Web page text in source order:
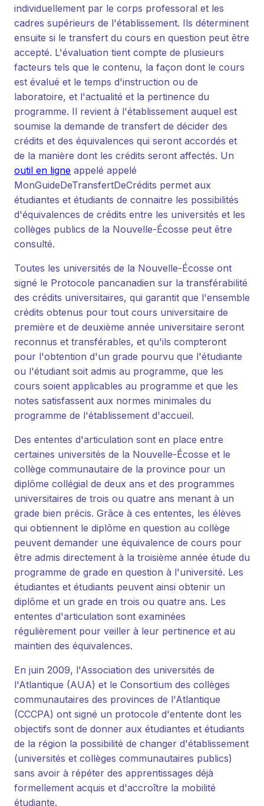
individuellement par le corps professoral et les
cadres supérieurs de l'établissement. Ils déterminent
ensuite si le transfert du cours en question peut être
accepté. L'évaluation tient compte de plusieurs
facteurs tels que le contenu, la façon dont le cours
est évalué et le temps d'instruction ou de
laboratoire, et l'actualité et la pertinence du
programme. Il revient à l'établissement auquel est
soumise la demande de transfert de décider des
crédits et des équivalences qui seront accordés et
de la manière dont les crédits seront affectés. Un
outil en ligne appelé appelé
MonGuideDeTransfertDeCrédits permet aux
étudiantes et étudiants de connaitre les possibilités
d'équivalences de crédits entre les universités et les
collèges publics de la Nouvelle-Écosse peut être
consulté.
Toutes les universités de la Nouvelle-Écosse ont
signé le Protocole pancanadien sur la transférabilité
des crédits universitaires, qui garantit que l'ensemble
crédits obtenus pour tout cours universitaire de
première et de deuxième année universitaire seront
reconnus et transférables, et qu'ils compteront
pour l'obtention d'un grade pourvu que l'étudiante
ou l'étudiant soit admis au programme, que les
cours soient applicables au programme et que les
notes satisfassent aux normes minimales du
programme de l'établissement d'accueil.
Des ententes d'articulation sont en place entre
certaines universités de la Nouvelle-Écosse et le
collège communautaire de la province pour un
diplôme collégial de deux ans et des programmes
universitaires de trois ou quatre ans menant à un
grade bien précis. Grâce à ces ententes, les élèves
qui obtiennent le diplôme en question au collège
peuvent demander une équivalence de cours pour
être admis directement à la troisième année étude du
programme de grade en question à l'université. Les
étudiantes et étudiants peuvent ainsi obtenir un
diplôme et un grade en trois ou quatre ans. Les
ententes d'articulation sont examinées
régulièrement pour veiller à leur pertinence et au
maintien des équivalences.
En juin 2009, l'Association des universités de
l'Atlantique (AUA) et le Consortium des collèges
communautaires des provinces de l'Atlantique
(CCCPA) ont signé un protocole d'entente dont les
objectifs sont de donner aux étudiantes et étudiants
de la région la possibilité de changer d'établissement
(universités et collèges communautaires publics)
sans avoir à répéter des apprentissages déjà
formellement acquis et d'accroître la mobilité
étudiante.